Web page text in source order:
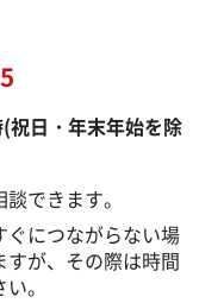
祝日・年末年始を除
できます。
につながらない場
が、その際は時間
。